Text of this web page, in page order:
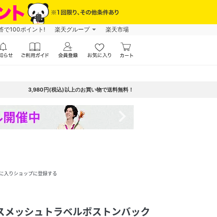
で100ポイント! 楽天グループ 楽天市場
3,980円(税込)以上のお買い物で送料無料！
入りショップに登録する
メッシュトラベルボストンバック